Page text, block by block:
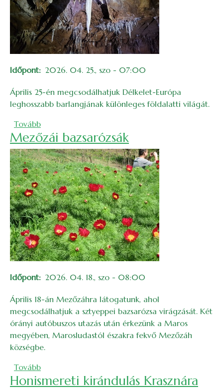
Időpont 2026. 04. 25., szo - 07:00
Április 25-én megcsodálhatjuk Délkelet-Európa
leghosszabb barlangjának különleges földalatti világát.
Tovább(Látogatás a Szelek barlangjába)
Mezőzái bazsarózsák
Időpont 2026. 04. 18., szo - 08:00
Április 18-án Mezőzáhra látogatunk, ahol
megcsodálhatjuk a sztyeppei bazsarózsa virágzását. Két
órányi autóbuszos utazás után érkezünk a Maros
megyében, Marosludastól északra fekvő Mezőzáh
községbe.
Tovább(Mezőzái bazsarózsák)
Honismereti kirándulás Krasznára